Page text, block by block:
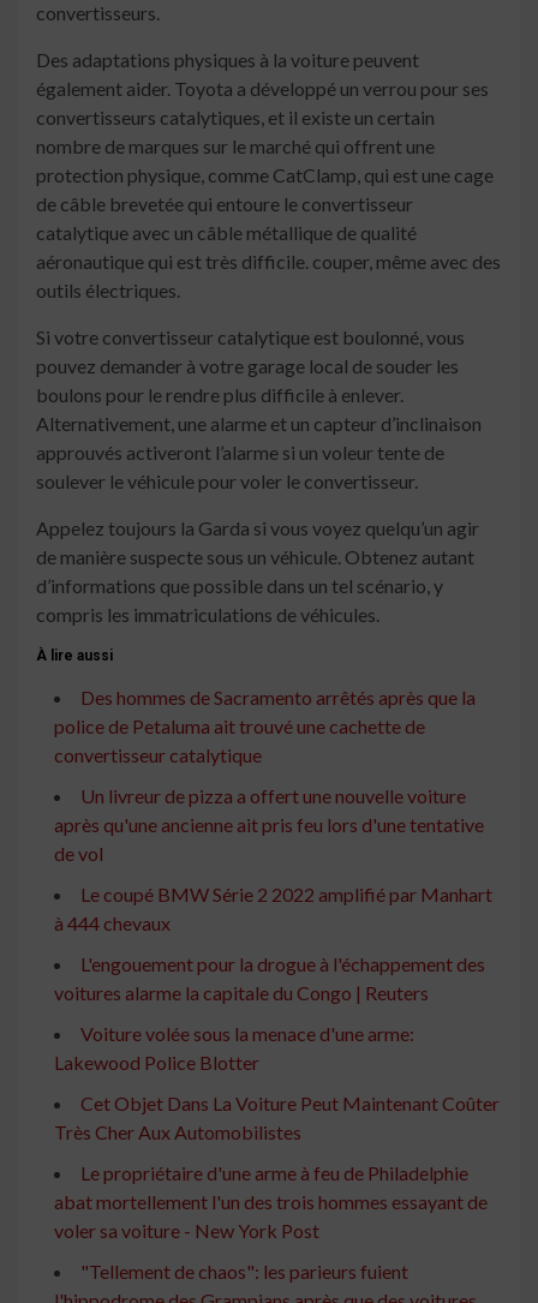
convertisseurs.
Des adaptations physiques à la voiture peuvent
également aider. Toyota a développé un verrou pour ses
convertisseurs catalytiques, et il existe un certain
nombre de marques sur le marché qui offrent une
protection physique, comme CatClamp, qui est une cage
de câble brevetée qui entoure le convertisseur
catalytique avec un câble métallique de qualité
aéronautique qui est très difficile. couper, même avec des
outils électriques.
Si votre convertisseur catalytique est boulonné, vous
pouvez demander à votre garage local de souder les
boulons pour le rendre plus difficile à enlever.
Alternativement, une alarme et un capteur d’inclinaison
approuvés activeront l’alarme si un voleur tente de
soulever le véhicule pour voler le convertisseur.
Appelez toujours la Garda si vous voyez quelqu’un agir
de manière suspecte sous un véhicule. Obtenez autant
d’informations que possible dans un tel scénario, y
compris les immatriculations de véhicules.
À lire aussi
Des hommes de Sacramento arrêtés après que la
police de Petaluma ait trouvé une cachette de
convertisseur catalytique
Un livreur de pizza a offert une nouvelle voiture
après qu'une ancienne ait pris feu lors d'une tentative
de vol
Le coupé BMW Série 2 2022 amplifié par Manhart
à 444 chevaux
L'engouement pour la drogue à l'échappement des
voitures alarme la capitale du Congo | Reuters
Voiture volée sous la menace d'une arme:
Lakewood Police Blotter
Cet Objet Dans La Voiture Peut Maintenant Coûter
Très Cher Aux Automobilistes
Le propriétaire d'une arme à feu de Philadelphie
abat mortellement l'un des trois hommes essayant de
voler sa voiture - New York Post
"Tellement de chaos": les parieurs fuient